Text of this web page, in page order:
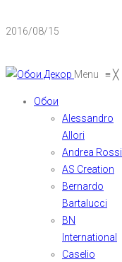
2016/08/15
Menu ≡╳
Обои
Alessandro
Allori
Andrea Rossi
AS Creation
Bernardo
Bartalucci
BN
International
Caselio